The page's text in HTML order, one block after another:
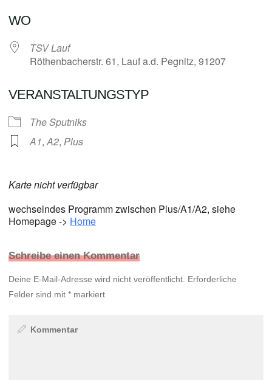
WO
TSV Lauf
Röthenbacherstr. 61, Lauf a.d. Pegnitz, 91207
VERANSTALTUNGSTYP
The Sputniks
A1,A2,Plus
Karte nicht verfügbar
wechselndes Programm zwischen Plus/A1/A2, siehe
Homepage -> Home
Schreibe einen Kommentar
Deine E-Mail-Adresse wird nicht veröffentlicht. Erforderliche
Felder sind mit* markiert